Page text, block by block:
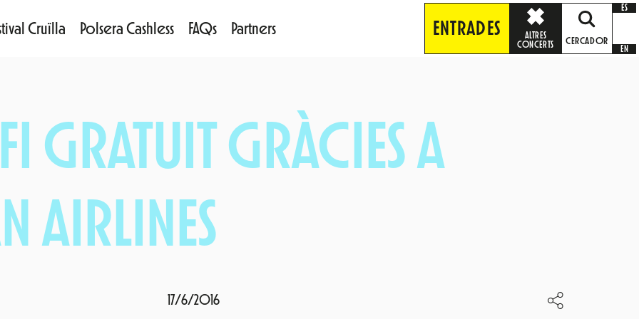
Cruïlla Polsera Cashless FAQs Partners ENTRADES
ALTRES
CONCERTS
CERCADOR
ES
EN
GRATUIT GRÀCIES A
AIRLINES
17/6/2016